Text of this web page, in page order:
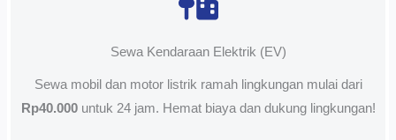
Sewa Kendaraan Elektrik (EV)
Sewa mobil dan motor listrik ramah lingkungan mulai dari
Rp40.000untuk 24 jam. Hemat biaya dan dukung lingkungan!